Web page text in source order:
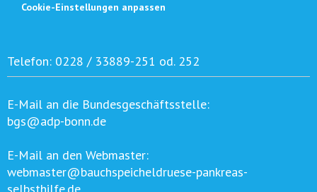
Cookie-Einstellungen anpassen
Telefon: 0228 / 33889-251 od. 252
E-Mail an die Bundesgeschäftsstelle:
bgs@adp-bonn.de
E-Mail an den Webmaster:
webmaster@bauchspeicheldruese-pankreas-